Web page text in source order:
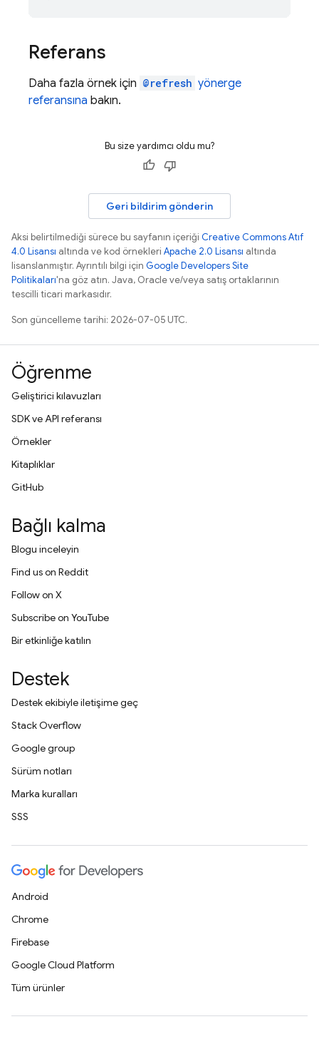
Referans
Daha fazla örnek için @refresh yönerge
referansına bakın.
Bu size yardımcı oldu mu?
Geri bildirim gönderin
Aksi belirtilmediği sürece bu sayfanın içeriği Creative Commons Atıf
4.0 Lisansı altında ve kod örnekleri Apache 2.0 Lisansı altında
lisanslanmıştır. Ayrıntılı bilgi için Google Developers Site
Politikaları'na göz atın. Java, Oracle ve/veya satış ortaklarının
tescilli ticari markasıdır.
Son güncelleme tarihi: 2026-07-05 UTC.
Öğrenme
Geliştirici kılavuzları
SDK ve API referansı
Örnekler
Kitaplıklar
GitHub
Bağlı kalma
Blogu inceleyin
Find us on Reddit
Follow on X
Subscribe on YouTube
Bir etkinliğe katılın
Destek
Destek ekibiyle iletişime geç
Stack Overflow
Google group
Sürüm notları
Marka kuralları
SSS
Android
Chrome
Firebase
Google Cloud Platform
Tüm ürünler